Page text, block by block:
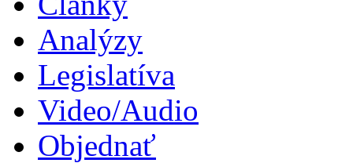
Analýzy
Legislatíva
Video/Audio
Objednať